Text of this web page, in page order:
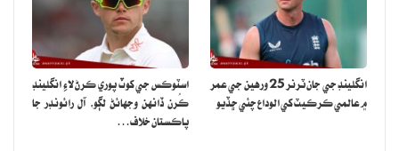
انگلينڊ جي جان ٽرنر 25 ورهين جي عمر
۾ عالمي ڪرڪيٽ کي الوداع چئي ڇڏيو
اسٽوڪس جي کوٽ پوري ڪرڻ لاءِ انگلينڊ
ڪُرن ڏانهن وجهائڻ لڳو، آل رائونڊر جا
پاڪستان خلاف…